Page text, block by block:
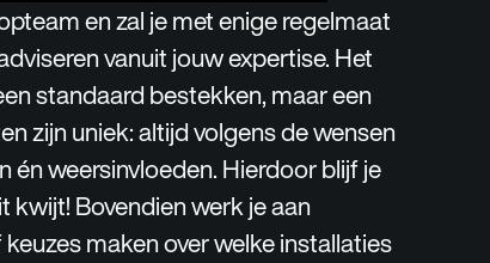
en zal je met enige regelmaat
vanuit jouw expertise. Het
standaard bestekken, maar een
zijn uniek: altijd volgens de wensen
én weersinvloeden. Hierdoor blijf je
Bovendien werk je aan
maken over welke installaties